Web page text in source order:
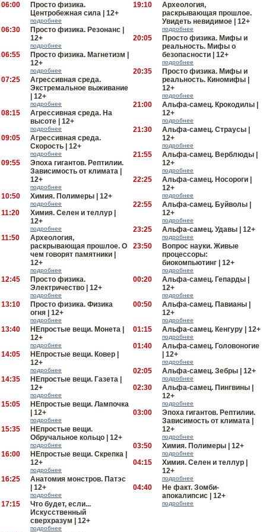
06:00
Просто физика.
Центробежная сила | 12+
подробнее
06:30
Просто физика. Резонанс |
12+
подробнее
06:55
Просто физика. Магнетизм |
12+
подробнее
07:25
Агрессивная среда.
Экстремальное выживание
| 12+
подробнее
08:15
Агрессивная среда. На
высоте | 12+
подробнее
09:05
Агрессивная среда.
Скорость | 12+
подробнее
09:55
Эпоха гигантов. Рептилии.
Зависимость от климата |
12+
подробнее
10:50 Химия. Полимеры | 12+
подробнее
11:20
Химия. Селен и теллур |
12+
подробнее
11:50
Археология,
раскрывающая прошлое. О
чем говорят памятники |
12+
подробнее
12:45
Просто физика.
Электричество | 12+
подробнее
13:10
Просто физика. Физика
огня | 12+
подробнее
13:40
НЕпростые вещи. Монета |
12+
подробнее
14:05
НЕпростые вещи. Ковер |
12+
подробнее
14:35
НЕпростые вещи. Газета |
12+
подробнее
15:05
НЕпростые вещи. Лампочка
| 12+
подробнее
15:35
НЕпростые вещи.
Обручальное кольцо | 12+
подробнее
16:00
НЕпростые вещи. Скрепка |
12+
подробнее
16:25
Анатомия монстров. Патэс
| 12+
подробнее
17:15
Что будет, если...
Искусственный
сверхразум | 12+
подробнее
19:10
Археология,
раскрывающая прошлое.
Увидеть невидимое | 12+
подробнее
20:05
Просто физика. Мифы и
реальность. Мифы о
безопасности | 12+
подробнее
20:35
Просто физика. Мифы и
реальность. Киномифы |
12+
подробнее
21:00
Альфа-самец. Крокодилы |
12+
подробнее
21:30
Альфа-самец. Страусы |
12+
подробнее
21:55
Альфа-самец. Верблюды |
12+
подробнее
22:25
Альфа-самец. Носороги |
12+
подробнее
22:55
Альфа-самец. Буйволы |
12+
подробнее
23:25 Альфа-самец. Удавы | 12+
подробнее
23:50
Вопрос науки. Живые
процессоры:
биокомпьютинг | 12+
подробнее
00:20
Альфа-самец. Гепарды |
12+
подробнее
00:50
Альфа-самец. Павианы |
12+
подробнее
01:15 Альфа-самец. Кенгуру | 12+
подробнее
01:40
Альфа-самец. Головоногие
| 12+
подробнее
02:05 Альфа-самец. Зебры | 12+
подробнее
02:30
Альфа-самец. Пингвины |
12+
подробнее
03:00
Эпоха гигантов. Рептилии.
Зависимость от климата |
12+
подробнее
03:50 Химия. Полимеры | 12+
подробнее
04:15
Химия. Селен и теллур |
12+
подробнее
04:40
Не факт. Зомби-
апокалипсис | 12+
подробнее